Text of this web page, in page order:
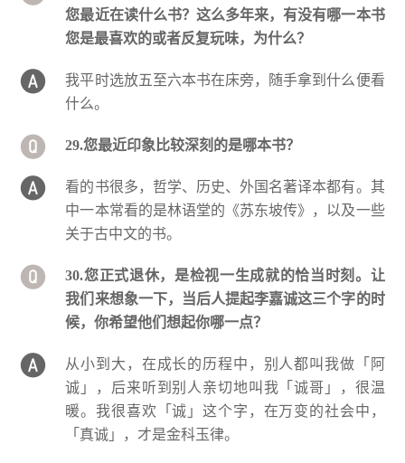
您最近在读什么书？这么多年来，有没有哪一本书
您是最喜欢的或者反复玩味，为什么？
我平时选放五至六本书在床旁，随手拿到什么便看
什么。
29.您最近印象比较深刻的是哪本书？
看的书很多，哲学、历史、外国名著译本都有。其
中一本常看的是林语堂的《苏东坡传》，以及一些
关于古中文的书。
30.您正式退休，是检视一生成就的恰当时刻。让
我们来想象一下，当后人提起李嘉诚这三个字的时
候，你希望他们想起你哪一点？
从小到大，在成长的历程中，别人都叫我做「阿
诚」，后来听到别人亲切地叫我「诚哥」，很温
暖。我很喜欢「诚」这个字，在万变的社会中，
「真诚」，才是金科玉律。